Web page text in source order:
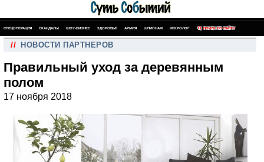
СПЕЦОПЕРАЦИЯ СКАНДАЛЫ ШОУ-БИЗНЕС ЗДОРОВЬЕ АРМИЯ ШПИОНАЖ НЕКРОЛОГ ПОИСК ПО САЙТУ
// НОВОСТИ ПАРТНЕРОВ
Правильный уход за деревянным
полом
17 ноября 2018